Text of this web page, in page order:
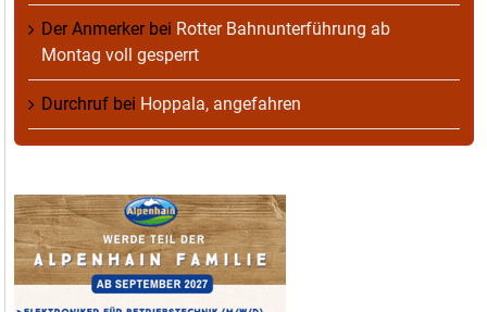
Der Anmerkerbei Rotter Bahnunterführung ab
Montag voll gesperrt
Durchruf bei Hoppala, angefahren